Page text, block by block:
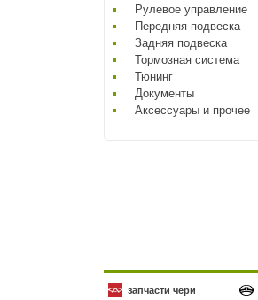
Рулевое управление
Передняя подвеска
Задняя подвеска
Тормозная система
Тюнинг
Документы
Аксессуары и прочее
запчасти чери